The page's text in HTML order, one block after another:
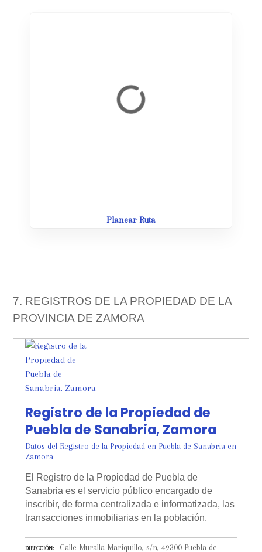
Planear Ruta
7. REGISTROS DE LA PROPIEDAD DE LA
PROVINCIA DE ZAMORA
Registro de la Propiedad de
Puebla de Sanabria, Zamora
Datos del Registro de la Propiedad en Puebla de Sanabria en
Zamora
El Registro de la Propiedad de Puebla de
Sanabria es el servicio público encargado de
inscribir, de forma centralizada e informatizada, las
transacciones inmobiliarias en la población.
DIRECCIÓN Calle Muralla Mariquillo, s/n, 49300 Puebla de